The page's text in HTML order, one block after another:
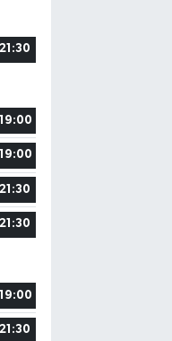
21:30
19:00
19:00
21:30
21:30
19:00
21:30